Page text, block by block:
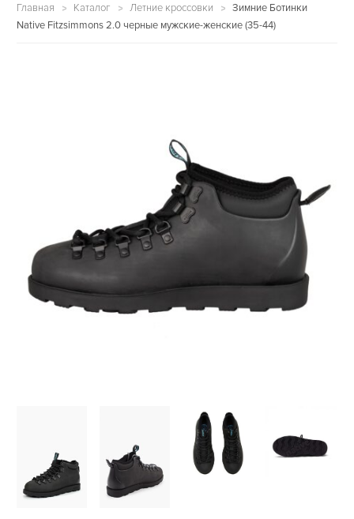
Главная Каталог Летние кроссовки
Зимние Ботинки
Native Fitzsimmons 2.0 черные мужские-женские (35-44)